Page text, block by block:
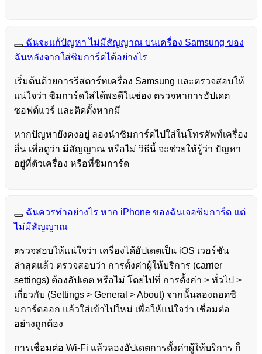
ฉันจะแก้ปัญหา ไม่มีสัญญาณ บนเครื่อง Samsung ของ
ฉันหลังจากใส่ซิมการ์ดได้อย่างไร
เริ่มต้นด้วยการรีสตาร์ทเครื่อง Samsung และตรวจสอบให้
แน่ใจว่า ซิมการ์ดใส่ได้พอดีในช่อง ตรวจหาการอัปเดต
ซอฟต์แวร์ และติดตั้งหากมี
หากปัญหายังคงอยู่ ลองนำซิมการ์ดไปใส่ในโทรศัพท์เครื่อง
อื่น เพื่อดูว่า มีสัญญาณ หรือไม่ วิธีนี้ จะช่วยให้รู้ว่า ปัญหา
อยู่ที่ตัวเครื่อง หรือที่ซิมการ์ด
ฉันควรทำอย่างไร หาก iPhone ของฉันเจอซิมการ์ด แต่
ไม่มีสัญญาณ
ตรวจสอบให้แน่ใจว่า เครื่องได้อัปเดตเป็น iOS เวอร์ชัน
ล่าสุดแล้ว ตรวจสอบว่า การตั้งค่าผู้ให้บริการ (carrier
settings) ต้องอัปเดต หรือไม่ โดยไปที่ การตั้งค่า > ทั่วไป >
เกี่ยวกับ (Settings > General > About) จากนั้นลองถอดซิ
มการ์ดออก แล้วใส่เข้าไปใหม่ เพื่อให้แน่ใจว่า เชื่อมต่อ
อย่างถูกต้อง
การเชื่อมต่อ Wi-Fi แล้วลองอัปเดตการตั้งค่าผู้ให้บริการ ก็